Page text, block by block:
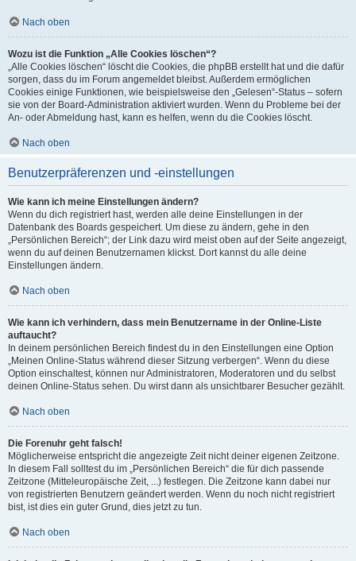
Nach oben
Wozu ist die Funktion „Alle Cookies löschen“?
„Alle Cookies löschen“ löscht die Cookies, die phpBB erstellt hat und die dafür
sorgen, dass du im Forum angemeldet bleibst. Außerdem ermöglichen
Cookies einige Funktionen, wie beispielsweise den „Gelesen“-Status – sofern
sie von der Board-Administration aktiviert wurden. Wenn du Probleme bei der
An- oder Abmeldung hast, kann es helfen, wenn du die Cookies löscht.
Nach oben
Benutzerpräferenzen und -einstellungen
Wie kann ich meine Einstellungen ändern?
Wenn du dich registriert hast, werden alle deine Einstellungen in der
Datenbank des Boards gespeichert. Um diese zu ändern, gehe in den
„Persönlichen Bereich“; der Link dazu wird meist oben auf der Seite angezeigt,
wenn du auf deinen Benutzernamen klickst. Dort kannst du alle deine
Einstellungen ändern.
Nach oben
Wie kann ich verhindern, dass mein Benutzername in der Online-Liste
auftaucht?
In deinem persönlichen Bereich findest du in den Einstellungen eine Option
„Meinen Online-Status während dieser Sitzung verbergen“. Wenn du diese
Option einschaltest, können nur Administratoren, Moderatoren und du selbst
deinen Online-Status sehen. Du wirst dann als unsichtbarer Besucher gezählt.
Nach oben
Die Forenuhr geht falsch!
Möglicherweise entspricht die angezeigte Zeit nicht deiner eigenen Zeitzone.
In diesem Fall solltest du im „Persönlichen Bereich“ die für dich passende
Zeitzone (Mitteleuropäische Zeit, ...) festlegen. Die Zeitzone kann dabei nur
von registrierten Benutzern geändert werden. Wenn du noch nicht registriert
bist, ist dies ein guter Grund, dies jetzt zu tun.
Nach oben